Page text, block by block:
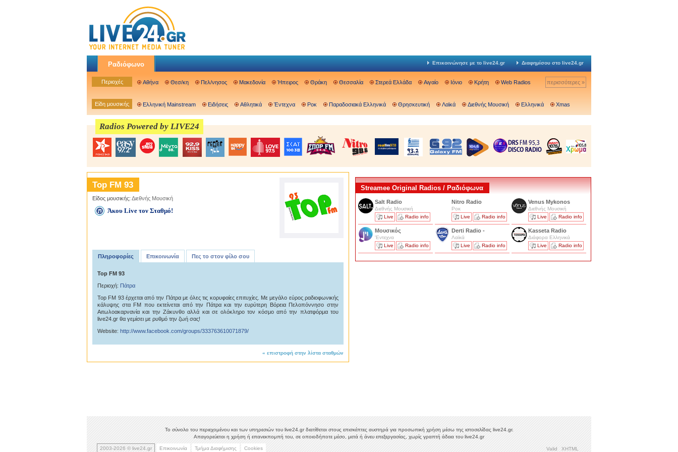
Ραδιόφωνο Επικοινώνησε με το live24.gr Διαφημίσου στο live24.gr
Περιοχές Αθήνα Θεσ/κη Πελ/νησος Μακεδονία Ήπειρος Θράκη Θεσσαλία Στερεά Ελλάδα Αιγαίο Ιόνιο Κρήτη Web Radios περισσότερες »
Είδη μουσικής Ελληνική Mainstream Ειδήσεις Αθλητικά Έντεχνα Ροκ Παραδοσιακά Ελληνικά Θρησκευτική Λαϊκά Διεθνής Μουσική Ελληνικά Xmas
Radios Powered by LIVE24
Top FM 93
Είδος μουσικής: Διεθνής Μουσική
Άκου Live τον Σταθμό!
Πληροφορίες Επικοινωνία Πες το στον φίλο σου
Top FM 93
Περιοχή: Πάτρα
Top FM 93 έρχεται από την Πάτρα με όλες τις κορυφαίες επιτυχίες. Με μεγάλο εύρος ραδιοφωνικής
κάλυψης στα FM που εκτείνεται από την Πάτρα και την ευρύτερη Βόρεια Πελοπόννησο στην
Αιτωλοακαρνανία και την Ζάκυνθο αλλά και σε ολόκληρο τον κόσμο από την πλατφόρμα του
live24.gr θα γεμίσει με ρυθμό την ζωή σας!
Website: http://www.facebook.com/groups/333763610071879/
« επιστροφή στην λίστα σταθμών
Streamee Original Radios / Ραδιόφωνα
Salt Radio
Διεθνής Μουσική
Live
Radio info
Nitro Radio
Ροκ
Live
Radio info
Venus Mykonos
Διεθνής Μουσική
Live
Radio info
Μουσικός
'Εντεχνα
Live
Radio info
Derti Radio -
Λαϊκά
Live
Radio info
Kasseta Radio
Διάφορα Ελληνικά
Live
Radio info
Το σύνολο του περιεχομένου και των υπηρεσιών του live24.gr διατίθεται στους επισκέπτες αυστηρά για προσωπική χρήση μέσω της ιστοσελίδας live24.gr.
Απαγορεύεται η χρήση ή επανεκπομπή του, σε οποιοδήποτε μέσο, μετά ή άνευ επεξεργασίας, χωρίς γραπτή άδεια του live24.gr
2003-2026 © live24.gr Επικοινωνία Τμήμα Διαφήμισης Cookies Valid XHTML